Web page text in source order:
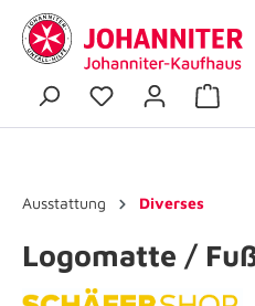
Ausstattung Diverses
Logomatte /